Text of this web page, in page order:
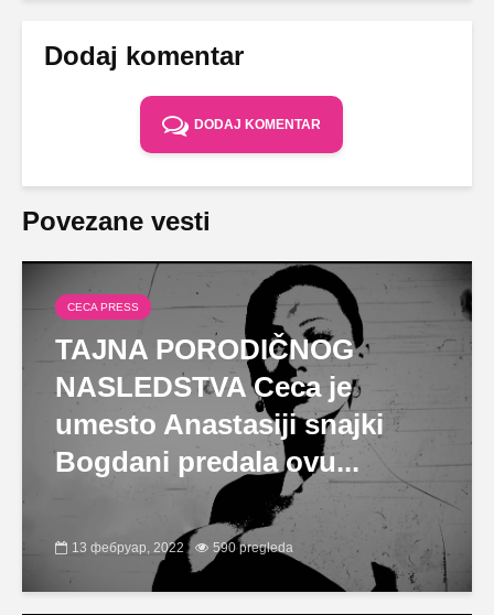
Dodaj komentar
DODAJ KOMENTAR
Povezane vesti
CECA PRESS
TAJNA PORODIČNOG
NASLEDSTVA Ceca je
umesto Anastasiji snajki
Bogdani predala ovu...
13 фебруар, 2022 590 pregleda